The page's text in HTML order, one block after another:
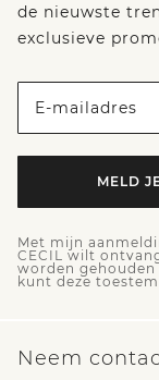
de nieuwste
exclusieve
E-mailadres
MELD
Met mijn
CECIL wilt
worden
kunt deze
Neem